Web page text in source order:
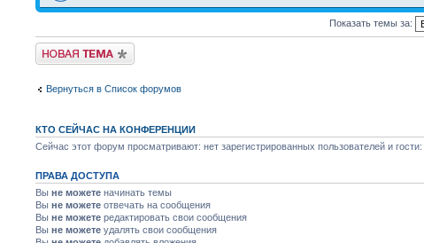
Показать темы за:
Новая тема
Вернуться в Список форумов
КТО СЕЙЧАС НА КОНФЕРЕНЦИИ
Сейчас этот форум просматривают: нет зарегистрированных пользователей и гости:
ПРАВА ДОСТУПА
Вы не можете начинать темы
Вы не можете отвечать на сообщения
Вы не можете редактировать свои сообщения
Вы не можете удалять свои сообщения